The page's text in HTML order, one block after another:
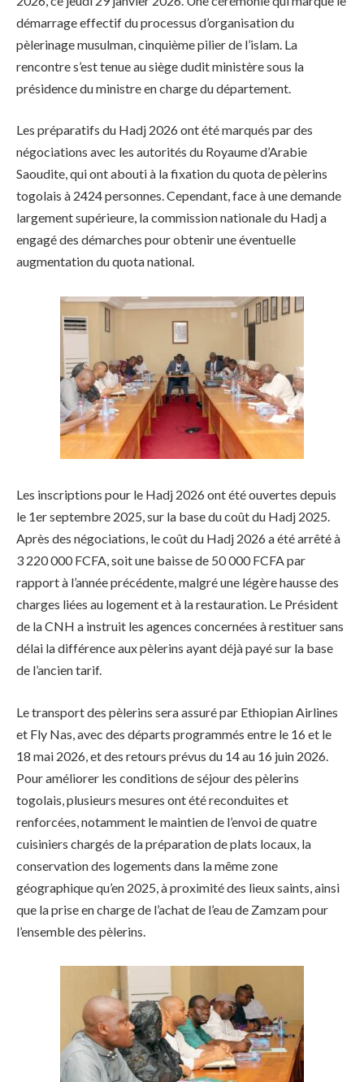
démarrage effectif du processus d’organisation du
pèlerinage musulman, cinquième pilier de l’islam. La
rencontre s’est tenue au siège dudit ministère sous la
présidence du ministre en charge du département.
Les préparatifs du Hadj 2026 ont été marqués par des
négociations avec les autorités du Royaume d’Arabie
Saoudite, qui ont abouti à la fixation du quota de pèlerins
togolais à 2424 personnes. Cependant, face à une demande
largement supérieure, la commission nationale du Hadj a
engagé des démarches pour obtenir une éventuelle
augmentation du quota national.
Les inscriptions pour le Hadj 2026 ont été ouvertes depuis
le 1er septembre 2025, sur la base du coût du Hadj 2025.
Après des négociations, le coût du Hadj 2026 a été arrêté à
3 220 000 FCFA, soit une baisse de 50 000 FCFA par
rapport à l’année précédente, malgré une légère hausse des
charges liées au logement et à la restauration. Le Président
de la CNH a instruit les agences concernées à restituer sans
délai la différence aux pèlerins ayant déjà payé sur la base
de l’ancien tarif.
Le transport des pèlerins sera assuré par Ethiopian Airlines
et Fly Nas, avec des départs programmés entre le 16 et le
18 mai 2026, et des retours prévus du 14 au 16 juin 2026.
Pour améliorer les conditions de séjour des pèlerins
togolais, plusieurs mesures ont été reconduites et
renforcées, notamment le maintien de l’envoi de quatre
cuisiniers chargés de la préparation de plats locaux, la
conservation des logements dans la même zone
géographique qu’en 2025, à proximité des lieux saints, ainsi
que la prise en charge de l’achat de l’eau de Zamzam pour
l’ensemble des pèlerins.